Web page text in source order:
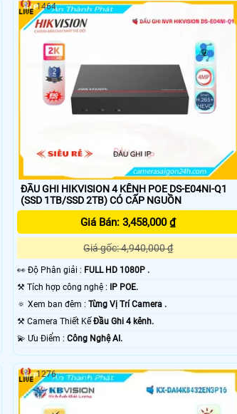
ĐẦU GHI HIKVISION 4 KÊNH POE DS-E04NI-Q1
(SSD 1TB/SSD 2TB) CÓ CẤP NGUỒN
Giá Bán: 3,458,000 ₫
Giá gốc: 4,940,000 ₫
️👀 Độ Phân giải : FULL HD 1080P .
⚒ Tích hợp công nghệ : IP POE.
🔅 Xem ban đêm : Từng Vị Trí Camera .
⚒ Camera Thiết KếĐầu Ghi 4 kênh.
️💫 Ưu Điểm : Công Nghệ AI.
1464
1276